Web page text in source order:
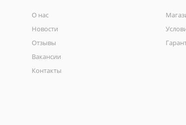
О нас
Новости
Отзывы
Вакансии
Контакты